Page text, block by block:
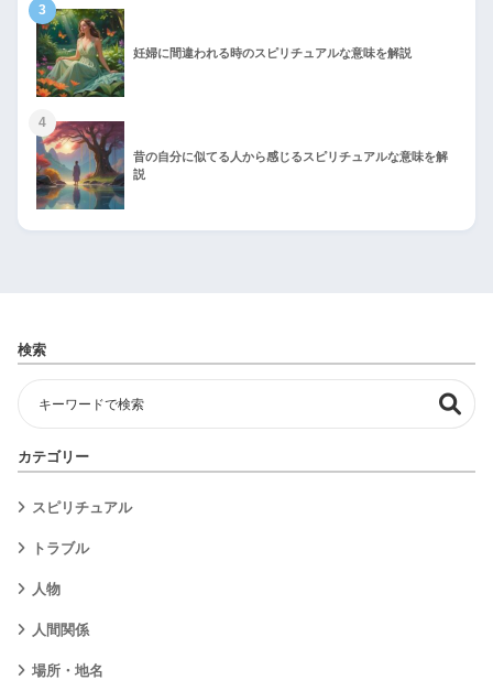
3
妊婦に間違われる時のスピリチュアルな意味を解説
4
昔の自分に似てる人から感じるスピリチュアルな意味を解
説
検索
カテゴリー
スピリチュアル
トラブル
人物
人間関係
場所・地名